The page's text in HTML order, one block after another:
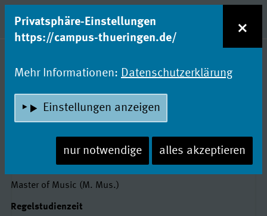
zum Inhalt
Entdecke Dein Studium!
OPERNKORREPETITION
Hochschule für Musik FRANZ LISZT
Basisdaten
Master of Music (M. Mus.)
Regelstudienzeit
Privatsphäre-Einstellungen
https://campus-thueringen.de/
×
Mehr Informationen: Datenschutzerklärung
Einstellungen anzeigen
nur notwendige alles akzeptieren